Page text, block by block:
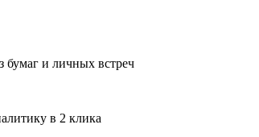
бумаг и личных встреч
в 2 клика